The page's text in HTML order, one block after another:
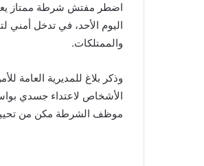
اضطر مفتش شرطة ممتاز
اليوم الأحد، في تدخل
والممتلكات.
وذكر بلاغ للمديرية العامة
الأشخاص لاعتداء جسدي
موظف الشرطة مكن من تحييد